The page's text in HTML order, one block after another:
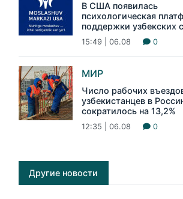
В США появилась
психологическая
поддержки узбекских
15:49 | 06.08 0
МИР
Число рабочих
узбекистанцев в
сократилось на 13,2%
12:35 | 06.08 0
Другие новости